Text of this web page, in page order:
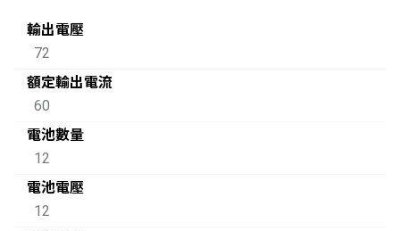
輸出電壓
72
額定輸出電流
60
電池數量
12
電池電壓
12